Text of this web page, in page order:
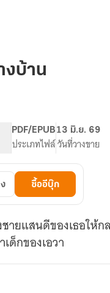
งบ้าน
PDF/EPUB
ประเภทไฟล์
13 มิ.ย. 69
วันที่วางขาย
ซื้ออีบุ๊ก
ยแสนดีของเธอให้
ด็กของเอวา